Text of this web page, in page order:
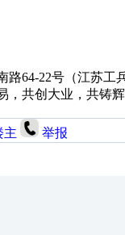
64-22号（江苏工
，共创大业，共铸
主 举报